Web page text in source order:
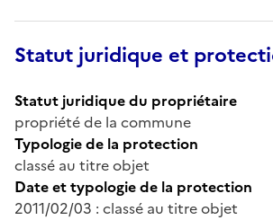
Statut juridique et
Statut juridique du propriétaire
propriété de la commune
Typologie de la protection
classé au titre objet
Date et typologie de la protection
2011/02/03 : classé au titre objet